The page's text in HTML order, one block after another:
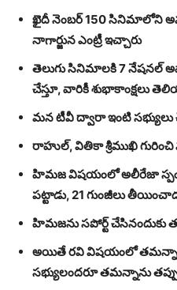
ఖైదీ నెంబర్ 150 సినిమాలోని
నాగార్జున ఎంట్రీ ఇచ్చారు
తెలుగు సినిమాలకి 7 నేషనల్
చేస్తూ, వారికీ శుభాకాంక్షలు
మన టీవీ ద్వారా ఇంటి సభ్యులు
రాహుల్, వితికా శ్రీముఖి గురించి
హిమజ విషయంలో అలీరేజా
పట్టాడు, 21 గుంజీలు
హిమజను సపోర్ట్ చేసినందుకు
అయితే రవి విషయంలో తమన్నా
సభ్యులందరూ తమన్నాను